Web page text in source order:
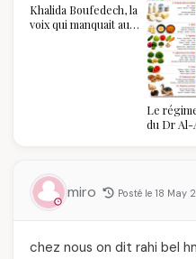
Khalida Boufedech, la
voix qui manquait au
Le
du Dr Al-
vraiment
miro Posté le 18 May
chez nous on dit rahi bel